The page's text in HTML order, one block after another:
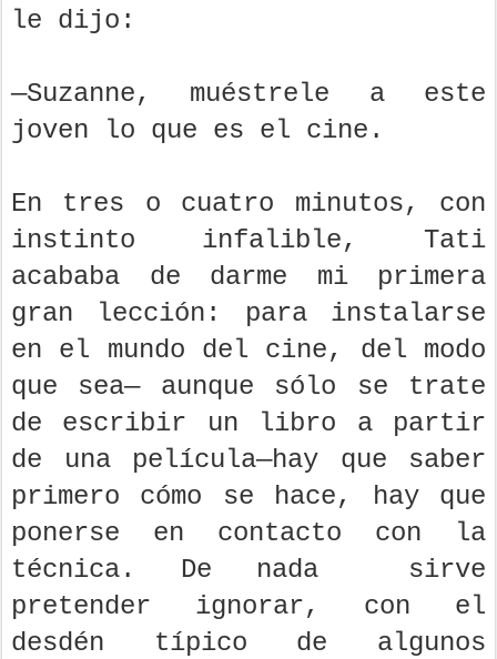
le dijo:
—Suzanne, muéstrele a este
joven lo que es el cine.
En tres o cuatro minutos, con
instinto infalible, Tati
acababa de darme mi primera
gran lección: para instalarse
en el mundo del cine, del modo
que sea— aunque sólo se trate
de escribir un libro a partir
de una película—hay que saber
primero cómo se hace, hay que
ponerse en contacto con la
técnica. De nada sirve
pretender ignorar, con el
desdén típico de algunos